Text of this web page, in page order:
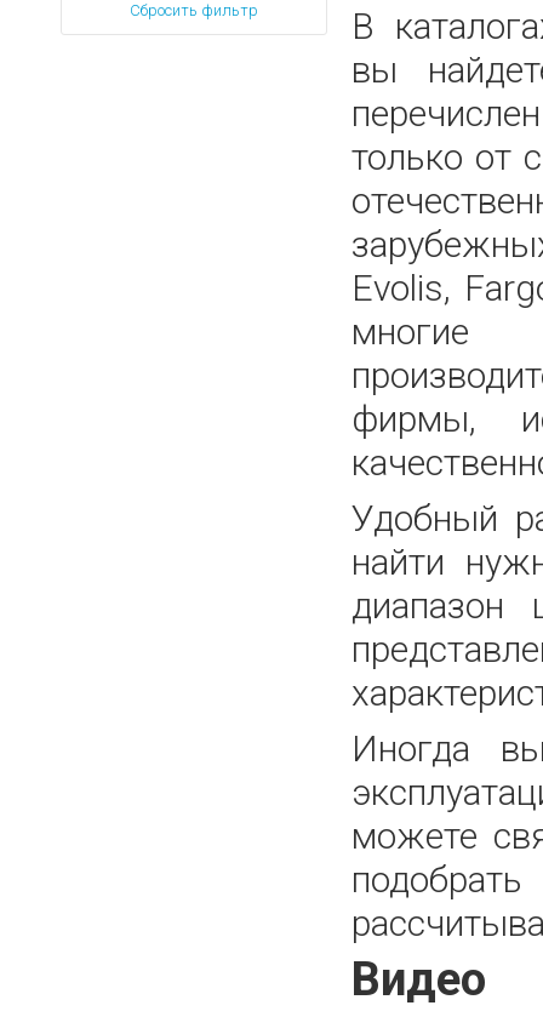
Сбросить фильтр
В
вы
только от
Evolis,
фирмы,
Удобный
найти
диапазон
Иногда
можете
Видео